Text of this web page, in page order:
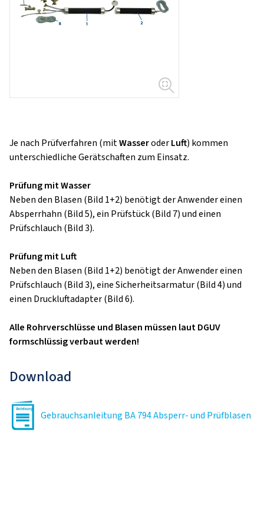
Je nach Prüfverfahren (mitWasseroderLuft) kommen
unterschiedliche Gerätschaften zum Einsatz.
Prüfung mit Wasser
Neben den Blasen (Bild 1+2) benötigt der Anwender einen
Absperrhahn (Bild 5), ein Prüfstück (Bild 7) und einen
Prüfschlauch (Bild 3).
Prüfung mit Luft
Neben den Blasen (Bild 1+2) benötigt der Anwender einen
Prüfschlauch (Bild 3), eine Sicherheitsarmatur (Bild 4) und
einen Druckluftadapter (Bild 6).
Alle Rohrverschlüsse und Blasen müssen laut DGUV
formschlüssig verbaut werden!
Download
Gebrauchsanleitung BA 794 Absperr- und Prüfblasen